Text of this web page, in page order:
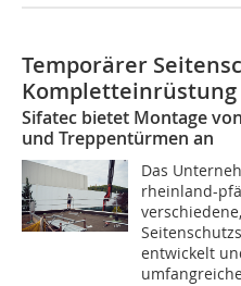
Temporärer
Kompletteinrüstung
Sifatec bietet Montage
und Treppentürmen an
Das
rheinland-
entwickelt